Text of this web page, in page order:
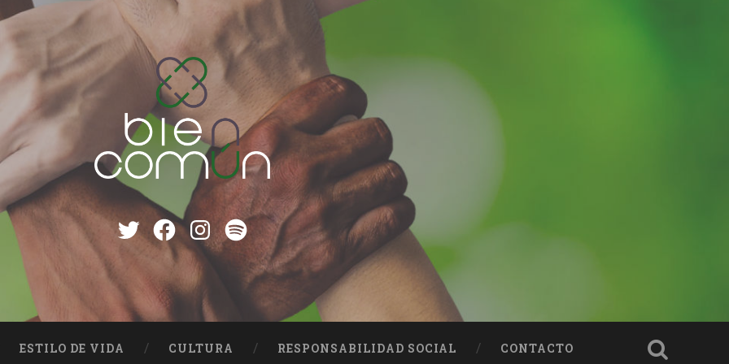
TwitterFacebook
instagram
Spotify
ESTILO DE VIDA CULTURA RESPONSABILIDAD SOCIAL CONTACTO